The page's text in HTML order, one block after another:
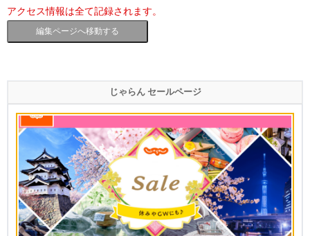
アクセス情報は全て記録されます。
編集ページへ移動する
じゃらん セールページ